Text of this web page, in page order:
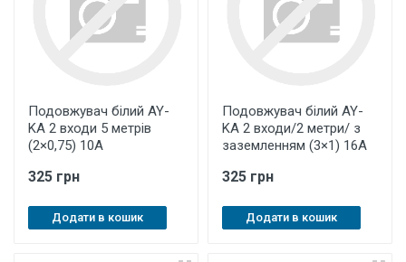
Подовжувач білий AY-
KA 2 входи 5 метрів
(2×0,75) 10А
325 грн
Додати в кошик
Подовжувач білий AY-
KA 2 входи/2 метри/ з
заземленням (3×1) 16А
325 грн
Додати в кошик